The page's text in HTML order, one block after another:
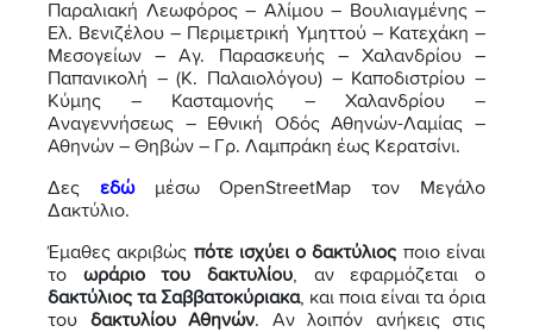
Παραλιακή Λεωφόρος – Αλίμου – Βουλιαγμένης –
Ελ. Βενιζέλου – Περιμετρική Υμηττού – Κατεχάκη –
Μεσογείων – Αγ. Παρασκευής – Χαλανδρίου –
Παπανικολή – (Κ. Παλαιολόγου) – Καποδιστρίου –
Κύμης – Κασταμονής – Χαλανδρίου –
Αναγεννήσεως – Εθνική Οδός Αθηνών-Λαμίας –
Αθηνών – Θηβών – Γρ. Λαμπράκη έως Κερατσίνι.
Δες εδώμέσω OpenStreetMap τον Μεγάλο
Δακτύλιο.
Έμαθες ακριβώς πότε ισχύει ο δακτύλιος ποιο είναι
το ωράριο του δακτυλίου, αν εφαρμόζεται ο
δακτύλιος τα Σαββατοκύριακα, και ποια είναι τα όρια
του δακτυλίου Αθηνών. Αν λοιπόν ανήκεις στις